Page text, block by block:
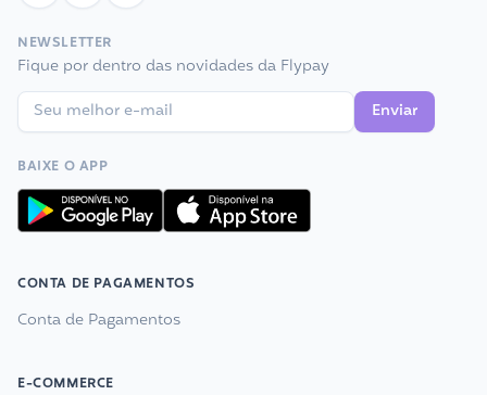
NEWSLETTER
Fique por dentro das novidades da Flypay
Enviar
BAIXE O APP
CONTA DE PAGAMENTOS
Conta de Pagamentos
E-COMMERCE